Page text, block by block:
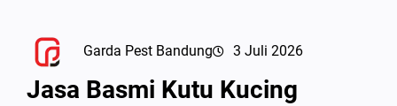
Garda Pest Bandung 3 Juli 2026
Jasa Basmi Kutu Kucing